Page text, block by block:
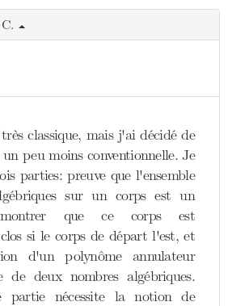
classique, mais j'ai décidé de
peu moins conventionnelle. Je
parties: preuve que l'ensemble
sur un corps est un
que ce corps est
si le corps de départ l'est, et
d'un polynôme annulateur
deux nombres algébriques.
partie nécessite la notion de